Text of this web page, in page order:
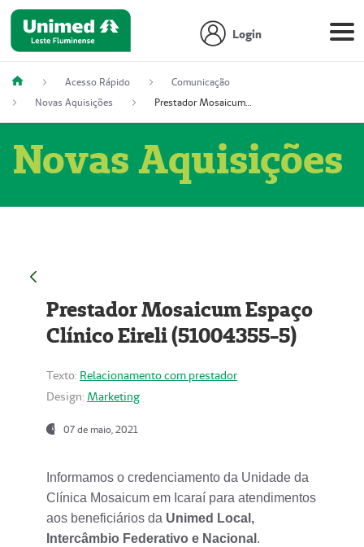
Login
Acesso Rápido
Comunicação
Novas Aquisições
Prestador Mosaicum Espaço Clínico Eireli (51004355-5)
Novas Aquisições
Prestador Mosaicum Espaço
Clínico Eireli (51004355-5)
Texto: Relacionamento com prestador
Design: Marketing
07 de maio, 2021
Informamos o credenciamento da Unidade da
Clínica Mosaicum em Icaraí para atendimentos
aos beneficiários da Unimed Local,
Intercâmbio Federativo e Nacional .